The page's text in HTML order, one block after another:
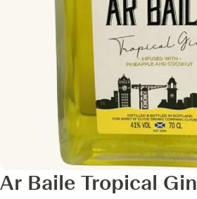
Ar Baile Tropical Gin